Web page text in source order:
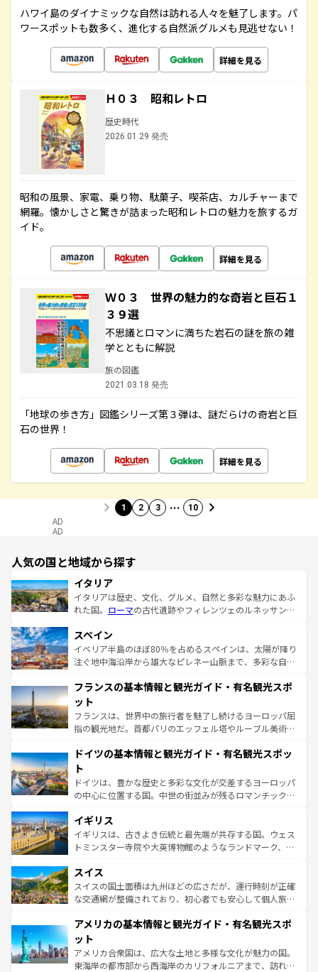
ハワイ島のダイナミックな自然は訪れる人々を魅了します。パ
ワースポットも数多く、進化する自然派グルメも見逃せない！
詳細を見る
Ｈ０３ 昭和レトロ
歴史時代
2026.01.29 発売
昭和の風景、家電、乗り物、駄菓子、喫茶店、カルチャーまで
網羅。懐かしさと驚きが詰まった昭和レトロの魅力を旅するガ
イド。
詳細を見る
Ｗ０３ 世界の魅力的な奇岩と巨石１
３９選
不思議とロマンに満ちた岩石の謎を旅の雑
学とともに解説
旅の図鑑
2021.03.18 発売
「地球の歩き方」図鑑シリーズ第３弾は、謎だらけの奇岩と巨
石の世界！
詳細を見る
1 2 3 … 10
AD
AD
人気の国と地域から探す
イタリア
イタリアは歴史、文化、グルメ、自然と多彩な魅力にあふ
れた国。 ローマの古代遺跡やフィレンツェのルネッサンス
ろん、トスカーナの美しい田園風景やアマルフィ海岸の絶
景など、自然景観も見逃せない。観光の合間には、本場の
ピザやパスタなど、絶品のイタリア料理を堪能することも
ませてくれるイタリアで、忘れられない旅をしてみよう！
なお、新着のイタリア情報は
しい。
スペイン
イベリア半島のほぼ80％を占めるスペインは、太陽が降り
注ぐ地中海沿岸から雄大なピレネー山脈まで、多彩な自然
文化が根付くこの国では、情熱的なフラメンコ、熱気あふ
れる闘牛、そして美味しいタパスが生活の一部となってい
る。首都マドリードの洗練された雰囲気や、バルセロナの
アートに溢れた街角から、地方では古代ローマ遺跡や中世
せる。地方によって風土や気候が異なるスペインはその個
ンテンツ一覧 を参照してほしい。
フランスの基本情報と観光ガイド・有名観光スポ
ット
フランスは、世界中の旅行者を魅了し続けるヨーロッパ屈
指の観光地だ。首都パリのエッフェル塔やルーブル美術館
で、幅広い魅力が詰まっている。華麗な宮殿、歴史的な大
聖堂、美しいビーチ、そして豊かな自然が、訪れる者を心
から魅了する。また、フランスは美食の国としても知ら
れ、フランス料理はユネスコ無形文化遺産にも登録されて
香り高いラベンダー畑など、多彩な楽しみ方が可能だ。さ
らに、パリ以外の地域にも魅力が溢れており、どの街角に
も豊かな歴史と文化が息づいている。パリ以外の個性あふ
を参照してほしい。
ドイツの基本情報と観光ガイド・有名観光スポッ
ト
ドイツは、豊かな歴史と多彩な文化が交差するヨーロッパ
の中心に位置する国。中世の街並みが残るロマンチック街
顔を持つこの国は、どこを歩いても飽きることがない。ベ
ルリンの文化的活気、バイエルン州のアルプスの絶景、そ
してライン川沿いのワイン畑といった風景は必見。ビール
は、お酒好きな人にはぜひ体験してほしい。 なお、新着の
ドイツ情報はコンテンツ一覧を参照してほしい。
イギリス
イギリスは、古きよき伝統と最先端が共存する国。ウェス
トミンスター寺院や大英博物館のようなランドマーク、歴
リアごとに異なる魅力がある。また、優雅なアフタヌーン
ティー、ビール好きにはたまらない英国パブ、サッカー観
戦など、本場だからこそできる体験も豊富。イギリスを旅
ンツ一覧を参照してほしい。
スイス
スイスの国土面積は九州ほどの広さだが、運行時刻が正確
な交通網が整備されており、初心者でも安心して個人旅行
の建物がそのまま残る町や、スイスならではのユニークな
博物館もあり、アルプス観光だけでなく町歩きも満喫する
ことができる。国民の所得が高いため物価も高いが、旅行
者向けの交通パス提供のサービスもあり、うまく活用すれ
アメリカの基本情報と観光ガイド・有名観光スポ
ット
アメリカ合衆国は、広大な土地と多様な文化が魅力の国。
東海岸の都市部から西海岸のカリフォルニアまで、訪れる